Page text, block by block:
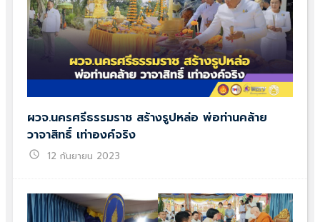
ผวจ.นครศรีธรรมราช สร้างรูปหล่อ พ่อท่านคล้าย
วาจาสิทธิ์ เท่าองค์จริง
schedule 12 กันยายน 2023